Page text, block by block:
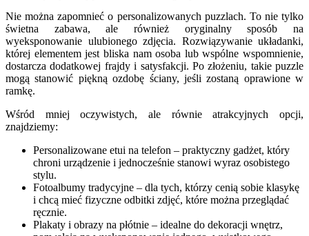
Nie można zapomnieć o personalizowanych puzzlach. To nie tylko
świetna zabawa, ale również oryginalny sposób na
wyeksponowanie ulubionego zdjęcia. Rozwiązywanie układanki,
której elementem jest bliska nam osoba lub wspólne wspomnienie,
dostarcza dodatkowej frajdy i satysfakcji. Po złożeniu, takie puzzle
mogą stanowić piękną ozdobę ściany, jeśli zostaną oprawione w
ramkę.
Wśród mniej oczywistych, ale równie atrakcyjnych opcji,
znajdziemy:
Personalizowane etui na telefon – praktyczny gadżet, który
chroni urządzenie i jednocześnie stanowi wyraz osobistego
stylu.
Fotoalbumy tradycyjne – dla tych, którzy cenią sobie klasykę
i chcą mieć fizyczne odbitki zdjęć, które można przeglądać
ręcznie.
Plakaty i obrazy na płótnie – idealne do dekoracji wnętrz,